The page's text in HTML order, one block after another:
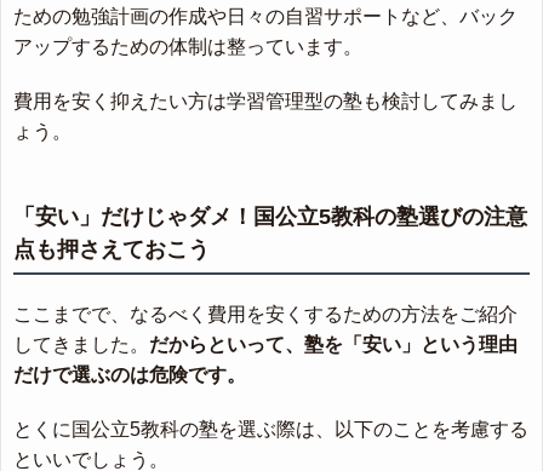
ための勉強計画の作成や日々の自習サポートなど、バック
アップするための体制は整っています。
費用を安く抑えたい方は学習管理型の塾も検討してみまし
ょう。
「安い」だけじゃダメ！国公立5教科の塾選びの注意
点も押さえておこう
ここまでで、なるべく費用を安くするための方法をご紹介
してきました。 だからといって、塾を「安い」という理由
だけで選ぶのは危険です。
とくに国公立5教科の塾を選ぶ際は、以下のことを考慮する
といいでしょう。